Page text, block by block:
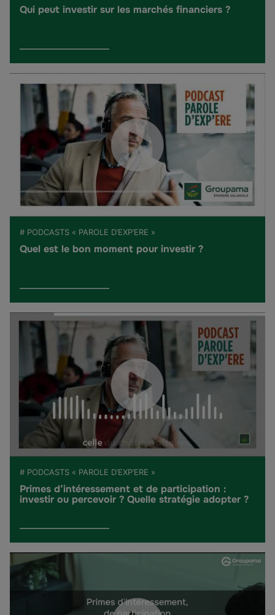
Qui peut investir sur les marchés financiers ?
# PODCASTS « PAROLE D’EXP’ERE »
Quel est le bon moment pour investir ?
# PODCASTS « PAROLE D’EXP’ERE »
Primes d’intéressement et de participation :
investir ou percevoir ? Quelle stratégie adopter ?